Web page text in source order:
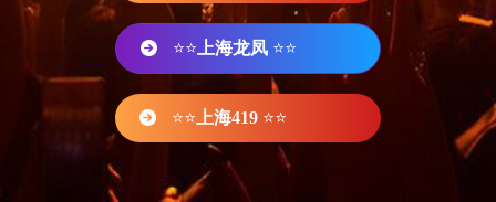
⭐⭐ 上海龙凤 ⭐⭐
⭐⭐ 上海419 ⭐⭐